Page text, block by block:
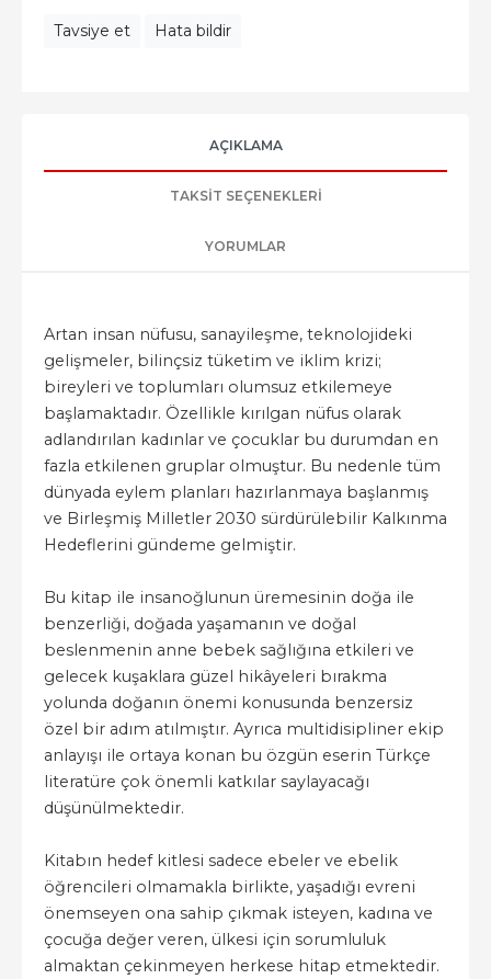
Tavsiye et Hata bildir
AÇIKLAMA
TAKSIT SEÇENEKLERI
YORUMLAR
Artan insan nüfusu, sanayileşme, teknolojideki
gelişmeler, bilinçsiz tüketim ve iklim krizi;
bireyleri ve toplumları olumsuz etkilemeye
başlamaktadır. Özellikle kırılgan nüfus olarak
adlandırılan kadınlar ve çocuklar bu durumdan en
fazla etkilenen gruplar olmuştur. Bu nedenle tüm
dünyada eylem planları hazırlanmaya başlanmış
ve Birleşmiş Milletler 2030 sürdürülebilir Kalkınma
Hedeflerini gündeme gelmiştir.
Bu kitap ile insanoğlunun üremesinin doğa ile
benzerliği, doğada yaşamanın ve doğal
beslenmenin anne bebek sağlığına etkileri ve
gelecek kuşaklara güzel hikâyeleri bırakma
yolunda doğanın önemi konusunda benzersiz
özel bir adım atılmıştır. Ayrıca multidisipliner ekip
anlayışı ile ortaya konan bu özgün eserin Türkçe
literatüre çok önemli katkılar saylayacağı
düşünülmektedir.
Kitabın hedef kitlesi sadece ebeler ve ebelik
öğrencileri olmamakla birlikte, yaşadığı evreni
önemseyen ona sahip çıkmak isteyen, kadına ve
çocuğa değer veren, ülkesi için sorumluluk
almaktan çekinmeyen herkese hitap etmektedir.